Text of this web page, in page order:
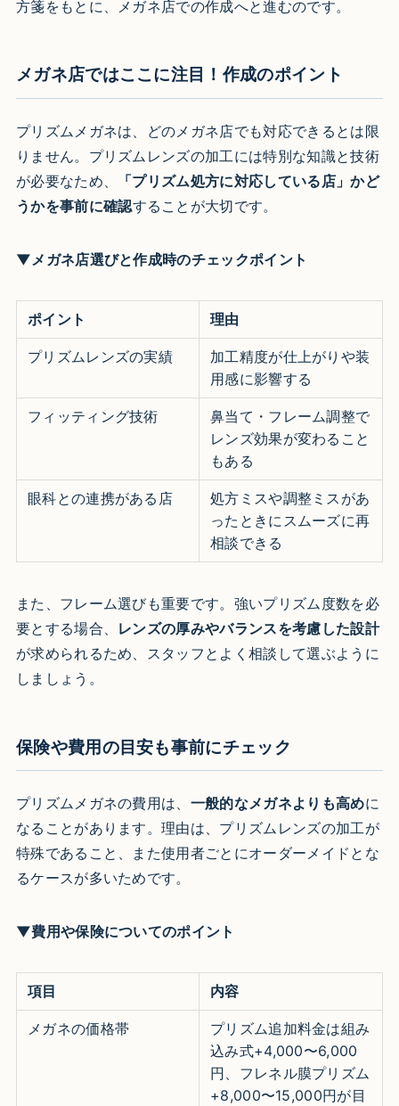
方箋をもとに、メガネ店での作成へと進むのです。
メガネ店ではここに注目！作成のポイント
プリズムメガネは、どのメガネ店でも対応できるとは限
りません。プリズムレンズの加工には特別な知識と技術
が必要なため、
「プリズム処方に対応している店」かど
うかを事前に確認することが大切です。
▼メガネ店選びと作成時のチェックポイント
ポイント 理由
プリズムレンズの実績
加工精度が仕上がりや装
用感に影響する
フィッティング技術
鼻当て・フレーム調整で
レンズ効果が変わること
もある
眼科との連携がある店
処方ミスや調整ミスがあ
ったときにスムーズに再
相談できる
また、フレーム選びも重要です。強いプリズム度数を必
要とする場合、 レンズの厚みやバランスを考慮した設計
が求められるため、スタッフとよく相談して選ぶように
しましょう。
保険や費用の目安も事前にチェック
プリズムメガネの費用は、 一般的なメガネよりも高めに
なることがあります。理由は、プリズムレンズの加工が
特殊であること、また使用者ごとにオーダーメイドとな
るケースが多いためです。
▼費用や保険についてのポイント
項目 内容
メガネの価格帯
プリズム追加料金は組み
込み式+4,000〜6,000
円、フレネル膜プリズム
+8,000〜15,000円が目